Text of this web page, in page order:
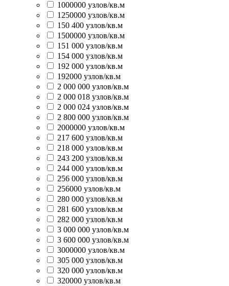
1000000 узлов/кв.м
1250000 узлов/кв.м
150 400 узлов/кв.м
1500000 узлов/кв.м
151 000 узлов/кв.м
154 000 узлов/кв.м
192 000 узлов/кв.м
192000 узлов/кв.м
2 000 000 узлов/кв.м
2 000 018 узлов/кв.м
2 000 024 узлов/кв.м
2 800 000 узлов/кв.м
2000000 узлов/кв.м
217 600 узлов/кв.м
218 000 узлов/кв.м
243 200 узлов/кв.м
244 000 узлов/кв.м
256 000 узлов/кв.м
256000 узлов/кв.м
280 000 узлов/кв.м
281 600 узлов/кв.м
282 000 узлов/кв.м
3 000 000 узлов/кв.м
3 600 000 узлов/кв.м
3000000 узлов/кв.м
305 000 узлов/кв.м
320 000 узлов/кв.м
320000 узлов/кв.м